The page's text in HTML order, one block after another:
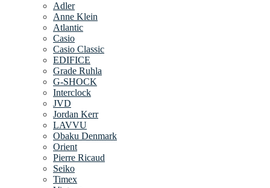
Adler
Anne Klein
Atlantic
Casio
Casio Classic
EDIFICE
Grade Ruhla
G-SHOCK
Interclock
JVD
Jordan Kerr
LAVVU
Obaku Denmark
Orient
Pierre Ricaud
Seiko
Timex